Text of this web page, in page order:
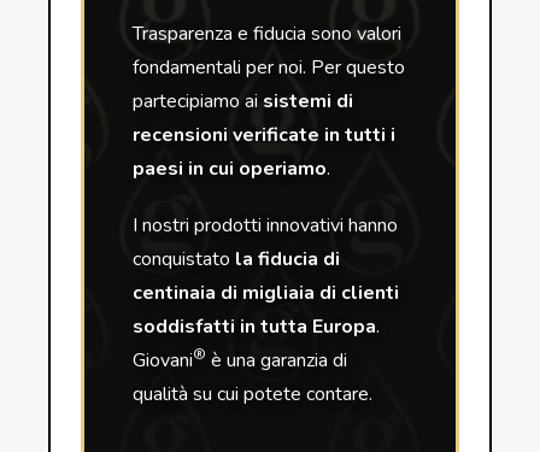
Trasparenza e fiducia sono valori
fondamentali per noi. Per questo
partecipiamo ai sistemi di
recensioni verificate in tutti i
paesi in cui operiamo.
I nostri prodotti innovativi hanno
conquistato la fiducia di
centinaia di migliaia di clienti
soddisfatti in tutta Europa.
Giovani® è una garanzia di
qualità su cui potete contare.